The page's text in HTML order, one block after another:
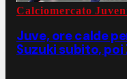
Calciomercato
Juve, ore calde
Suzuki subito, poi